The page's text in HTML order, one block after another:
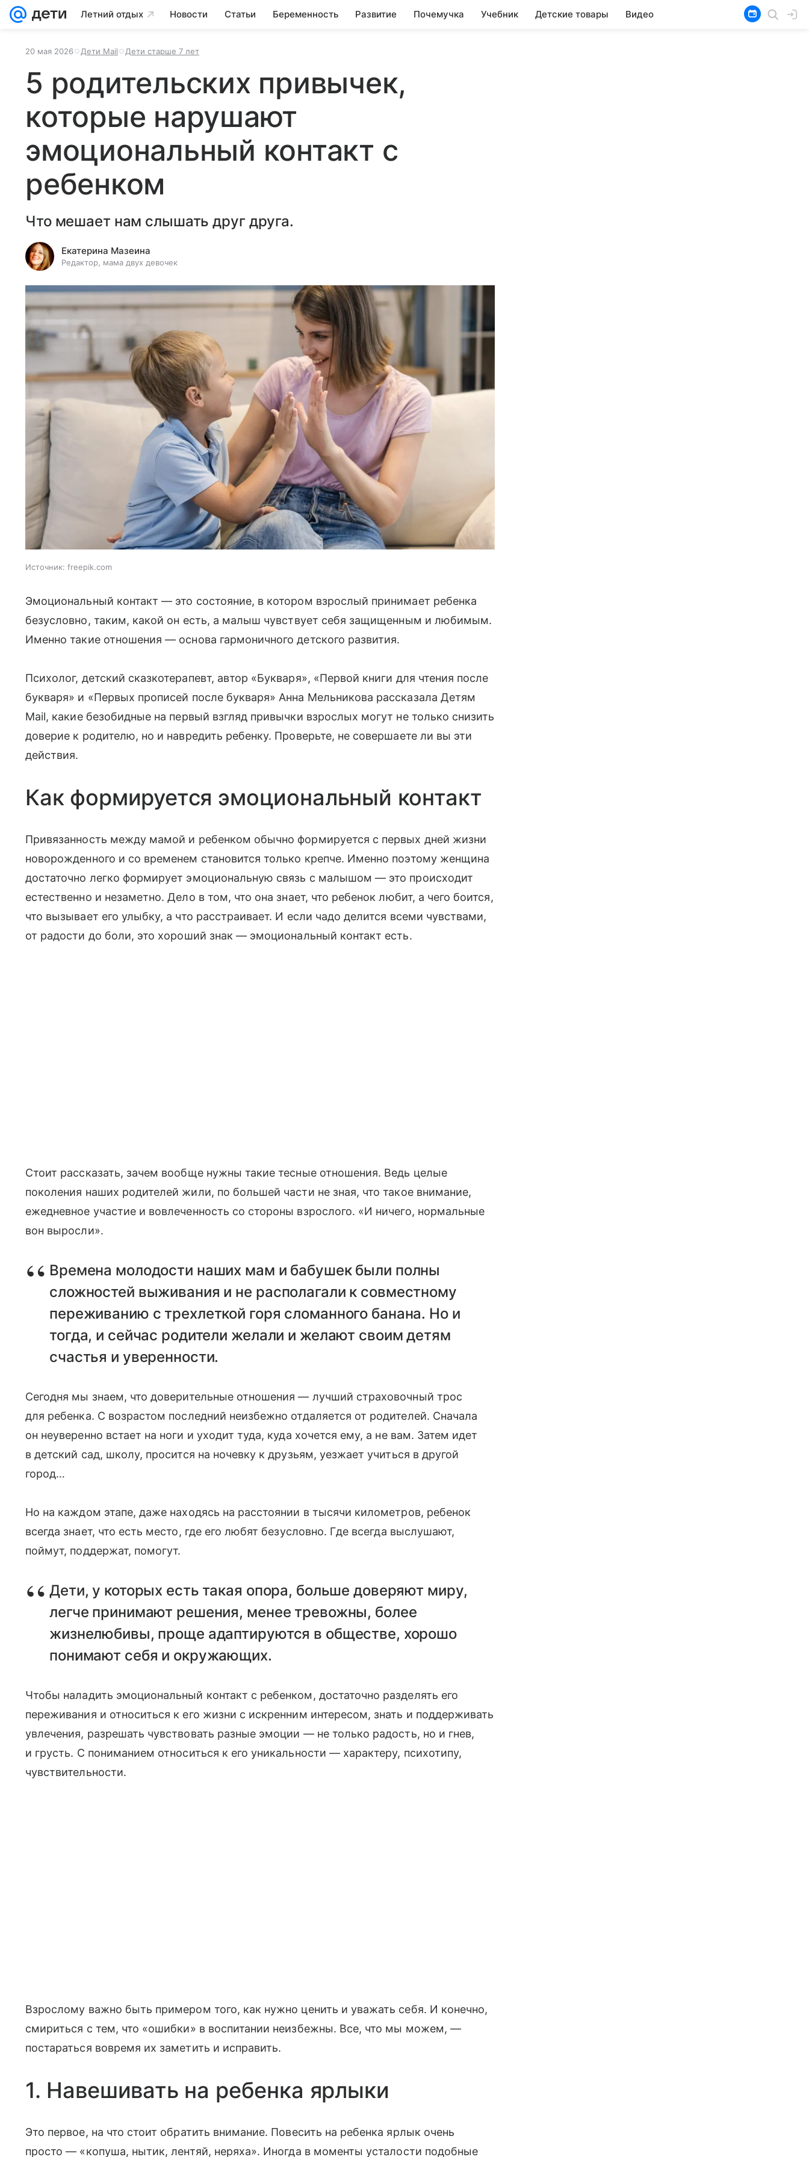
Летний отдых Новости Статьи Беременность Развитие Почемучка Учебник Детские товары Видео
20 мая 2026 Дети Mail Дети старше 7 лет
5 родительских привычек,
которые нарушают
эмоциональный контакт с
ребенком
Что мешает нам слышать друг друга.
Екатерина Мазеина
Редактор, мама двух девочек
Источник: freepik.com
Эмоциональный контакт — это состояние, в котором взрослый принимает ребенка
безусловно, таким, какой он есть, а малыш чувствует себя защищенным и любимым.
Именно такие отношения — основа гармоничного детского развития.
Психолог, детский сказкотерапевт, автор «Букваря», «Первой книги для чтения после
букваря» и «Первых прописей после букваря» Анна Мельникова рассказала Детям
Mail, какие безобидные на первый взгляд привычки взрослых могут не только снизить
доверие к родителю, но и навредить ребенку. Проверьте, не совершаете ли вы эти
действия.
Как формируется эмоциональный контакт
Привязанность между мамой и ребенком обычно формируется с первых дней жизни
новорожденного и со временем становится только крепче. Именно поэтому женщина
достаточно легко формирует эмоциональную связь с малышом — это происходит
естественно и незаметно. Дело в том, что она знает, что ребенок любит, а чего боится,
что вызывает его улыбку, а что расстраивает. И если чадо делится всеми чувствами,
от радости до боли, это хороший знак — эмоциональный контакт есть.
Стоит рассказать, зачем вообще нужны такие тесные отношения. Ведь целые
поколения наших родителей жили, по большей части не зная, что такое внимание,
ежедневное участие и вовлеченность со стороны взрослого. «И ничего, нормальные
вон выросли».
Времена молодости наших мам и бабушек были полны
сложностей выживания и не располагали к совместному
переживанию с трехлеткой горя сломанного банана. Но и
тогда, и сейчас родители желали и желают своим детям
счастья и уверенности.
Сегодня мы знаем, что доверительные отношения — лучший страховочный трос
для ребенка. С возрастом последний неизбежно отдаляется от родителей. Сначала
он неуверенно встает на ноги и уходит туда, куда хочется ему, а не вам. Затем идет
в детский сад, школу, просится на ночевку к друзьям, уезжает учиться в другой
город…
Но на каждом этапе, даже находясь на расстоянии в тысячи километров, ребенок
всегда знает, что есть место, где его любят безусловно. Где всегда выслушают,
поймут, поддержат, помогут.
Дети, у которых есть такая опора, больше доверяют миру,
легче принимают решения, менее тревожны, более
жизнелюбивы, проще адаптируются в обществе, хорошо
понимают себя и окружающих.
Чтобы наладить эмоциональный контакт с ребенком, достаточно разделять его
переживания и относиться к его жизни с искренним интересом, знать и поддерживать
увлечения, разрешать чувствовать разные эмоции — не только радость, но и гнев,
и грусть. С пониманием относиться к его уникальности — характеру, психотипу,
чувствительности.
Взрослому важно быть примером того, как нужно ценить и уважать себя. И конечно,
смириться с тем, что «ошибки» в воспитании неизбежны. Все, что мы можем, —
постараться вовремя их заметить и исправить.
1. Навешивать на ребенка ярлыки
Это первое, на что стоит обратить внимание. Повесить на ребенка ярлык очень
просто — «копуша, нытик, лентяй, неряха». Иногда в моменты усталости подобные